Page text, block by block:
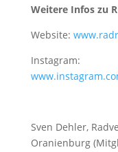
Weitere Infos zu
Website:
Instagram:
Sven Dehler,
Oranienburg